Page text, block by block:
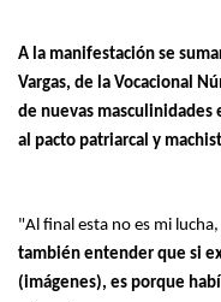
A la manifestación se
Vargas, de la Vocacional
de nuevas masculinidades
al pacto patriarcal y
"Al final esta no es mi
también entender que si
(imágenes), es porque